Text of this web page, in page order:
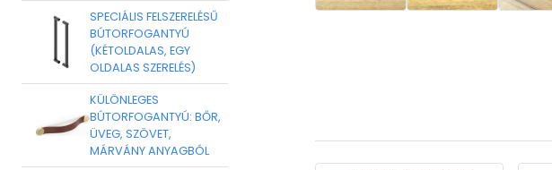
SPECIÁLIS FELSZERELÉSŰ
BÚTORFOGANTYÚ
(KÉTOLDALAS, EGY
OLDALAS SZERELÉS)
KÜLÖNLEGES
BÚTORFOGANTYÚ: BŐR,
ÜVEG, SZÖVET,
MÁRVÁNY ANYAGBÓL